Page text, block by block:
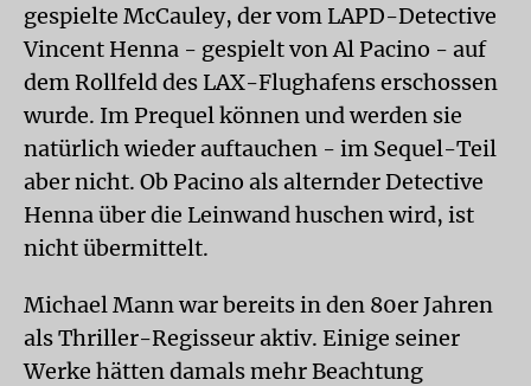
gespielte McCauley, der vom LAPD-Detective
Vincent Henna - gespielt von Al Pacino - auf
dem Rollfeld des LAX-Flughafens erschossen
wurde. Im Prequel können und werden sie
natürlich wieder auftauchen - im Sequel-Teil
aber nicht. Ob Pacino als alternder Detective
Henna über die Leinwand huschen wird, ist
nicht übermittelt.
Michael Mann war bereits in den 80er Jahren
als Thriller-Regisseur aktiv. Einige seiner
Werke hätten damals mehr Beachtung